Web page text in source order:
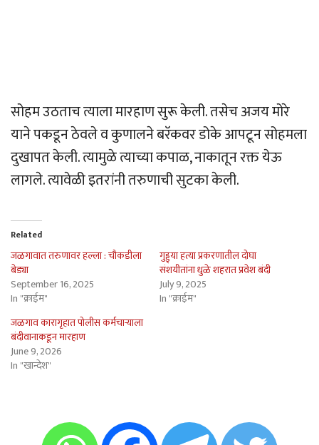
सोहम उठताच त्याला मारहाण सुरू केली. तसेच अजय मोरे
याने पकडून ठेवले व कुणालने बरॅकवर डोके आपटून सोहमला
दुखापत केली. त्यामुळे त्याच्या कपाळ, नाकातून रक्त येऊ
लागले. त्यावेळी इतरांनी तरुणाची सुटका केली.
Related
जळगावात तरुणावर हल्ला : चौकडीला
बेड्या
September 16, 2025
In "क्राईम"
गुड्ड्या हत्या प्रकरणातील दोघा
संशयीतांना धुळे शहरात प्रवेश बंदी
July 9, 2025
In "क्राईम"
जळगाव कारागृहात पोलीस कर्मचार्‍याला
बंदीवानाकडून मारहाण
June 9, 2026
In "खान्देश"